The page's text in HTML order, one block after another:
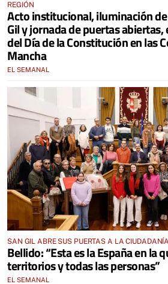
REGIÓN
Acto institucional, iluminación
Gil y jornada de puertas
del Día de la Constitución en las
Mancha
EL SEMANAL
SAN GIL ABRE SUS PUERTAS A LA
DE LA CONSTITUCIÓN
Bellido: “Esta es la España en la
territorios y todas las personas”
EL SEMANAL